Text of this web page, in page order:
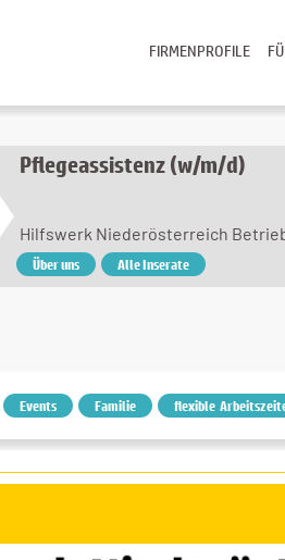
FIRMENPROFILE
Pflegeassistenz (w/m/d)
Hilfswerk Niederösterreich
Über uns Alle Inserate
Events Familie flexible